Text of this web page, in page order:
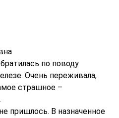
по поводу
Очень переживала,
страшное –
пришлось. В назначенное